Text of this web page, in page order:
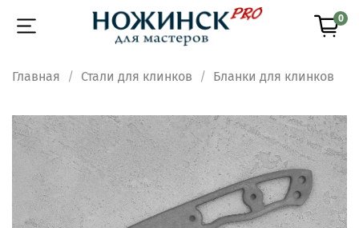
0
Главная Стали для клинков Бланки для клинков